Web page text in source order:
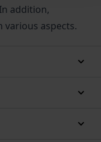
addition,
various aspects.